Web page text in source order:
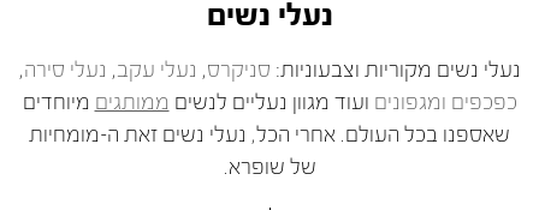
נעלי נשים
נעלי נשים מקוריות וצבעוניות: סניקרס, נעלי עקב, נעלי סירה,
כפכפים ומגפונים ועוד מגוון נעליים לנשים ממותגים מיוחדים
שאספנו בכל העולם. אחרי הכל, נעלי נשים זאת ה-מומחיות
של שופרא.